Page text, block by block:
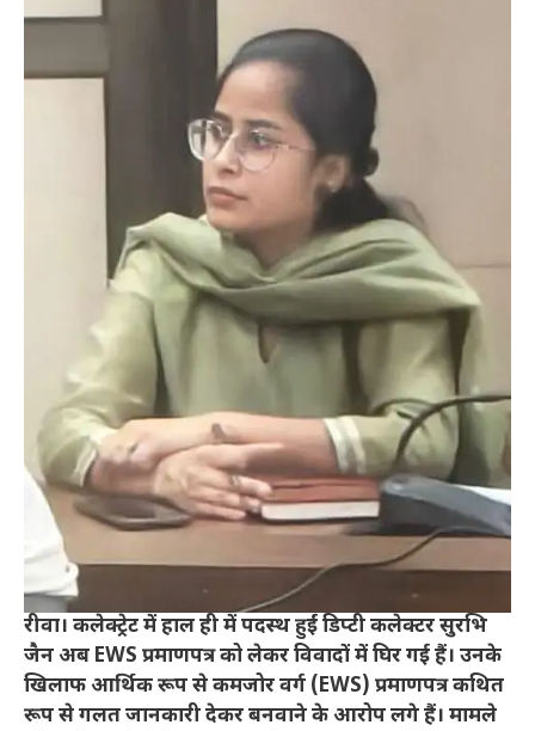
रीवा। कलेक्ट्रेट में हाल ही में पदस्थ हुईं डिप्टी कलेक्टर सुरभि
जैन अब EWS प्रमाणपत्र को लेकर विवादों में घिर गई हैं। उनके
खिलाफ आर्थिक रूप से कमजोर वर्ग (EWS) प्रमाणपत्र कथित
रूप से गलत जानकारी देकर बनवाने के आरोप लगे हैं। मामले